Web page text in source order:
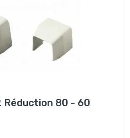
Réduction 80 - 60